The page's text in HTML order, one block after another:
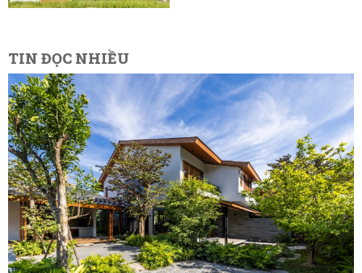
TIN ĐỌC NHIỀU